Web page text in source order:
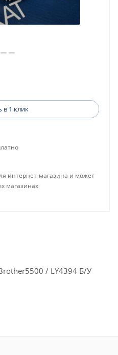
в 1 клик
интернет-магазина и может
магазинах
/ LY4394 Б/У